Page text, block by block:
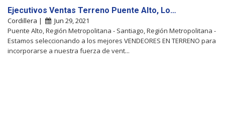
Ejecutivos Ventas Terreno Puente Alto, Lo…
Cordillera |
Jun 29, 2021
Puente Alto, Región Metropolitana - Santiago, Región Metropolitana -
Estamos seleccionando a los mejores VENDEORES EN TERRENO para
incorporarse a nuestra fuerza de vent...